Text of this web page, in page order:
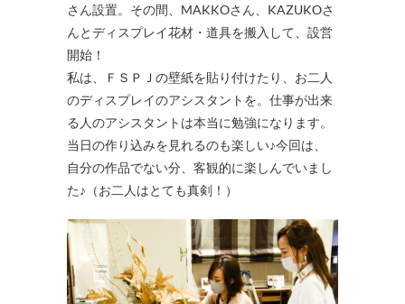
さん設置。その間、MAKKOさん、KAZUKOさ
んとディスプレイ花材・道具を搬入して、設営
開始！
私は、ＦＳＰＪの壁紙を貼り付けたり、お二人
のディスプレイのアシスタントを。仕事が出来
る人のアシスタントは本当に勉強になります。
当日の作り込みを見れるのも楽しい♪今回は、
自分の作品でない分、客観的に楽しんでいまし
た♪（お二人はとても真剣！）